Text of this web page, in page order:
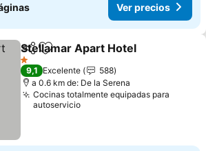
Ver precios
CompartirAgregar a favoritos
Stellamar Apart Hotel
1 Estrellas
9,1 Excelente
588
a 0.6 km de: De la Serena
Cocinas totalmente equipadas para
autoservicio